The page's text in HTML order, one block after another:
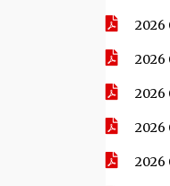
2026
2026
2026
2026
2026